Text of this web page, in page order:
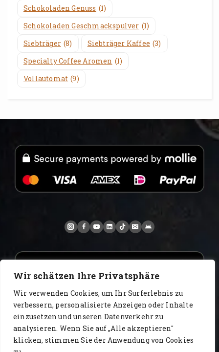
Wir schätzen Ihre Privatsphäre
Wir verwenden Cookies, um Ihr Surferlebnis zu
verbessern, personalisierte Anzeigen oder Inhalte
einzusetzen und unseren Datenverkehr zu
analysieren. Wenn Sie auf „Alle akzeptieren"
klicken, stimmen Sie der Anwendung von Cookies
Schokoladen Genuss (1)
Schokoladen Geschmackspulver (1)
Siebträger (8) Siebträger Kaffee (3)
Specialty Coffee Aromen (1)
Vollautomat (9)
www.AlbertoIT.com 2026 FoxKaffee Kaffeerösterei